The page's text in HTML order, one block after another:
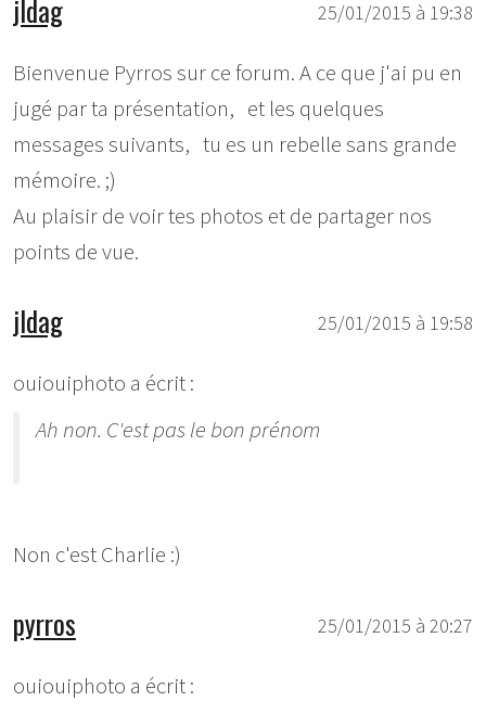
25/01/2015 à 19:38
jldag
Bienvenue Pyrros sur ce forum. A ce que j'ai pu en
jugé par ta présentation, et les quelques
messages suivants, tu es un rebelle sans grande
mémoire. ;)
Au plaisir de voir tes photos et de partager nos
points de vue.
25/01/2015 à 19:58
jldag
ouiouiphoto a écrit :
Ah non. C'est pas le bon prénom
Non c'est Charlie :)
25/01/2015 à 20:27
pyrros
ouiouiphoto a écrit :